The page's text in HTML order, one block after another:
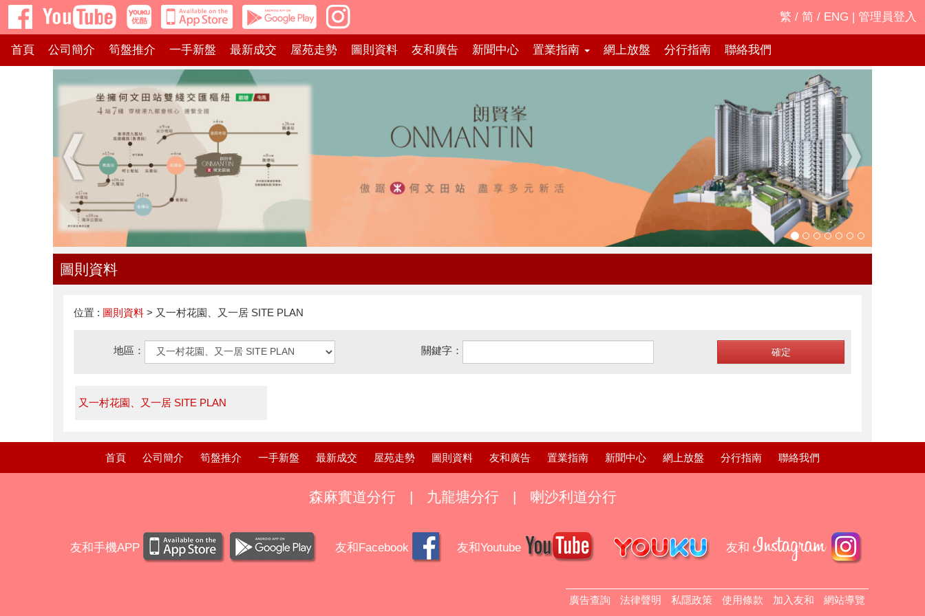
繁 / 简 / ENG | 管理員登入
首頁 公司簡介 筍盤推介 一手新盤 最新成交 屋苑走勢 圖則資料 友和廣告 新聞中心 置業指南 網上放盤 分行指南 聯絡我們
圖則資料
位置 : 圖則資料 > 又一村花園、又一居 SITE PLAN
地區： 關鍵字：
又一村花園、又一居 SITE PLAN
首頁 公司簡介 筍盤推介 一手新盤 最新成交 屋苑走勢 圖則資料 友和廣告 置業指南 新聞中心 網上放盤 分行指南 聯絡我們
森麻實道分行 | 九龍塘分行 | 喇沙利道分行
友和手機APP 友和Facebook 友和Youtube 友和
廣告查詢 法律聲明 私隱政策 使用條款 加入友和
網站導覽